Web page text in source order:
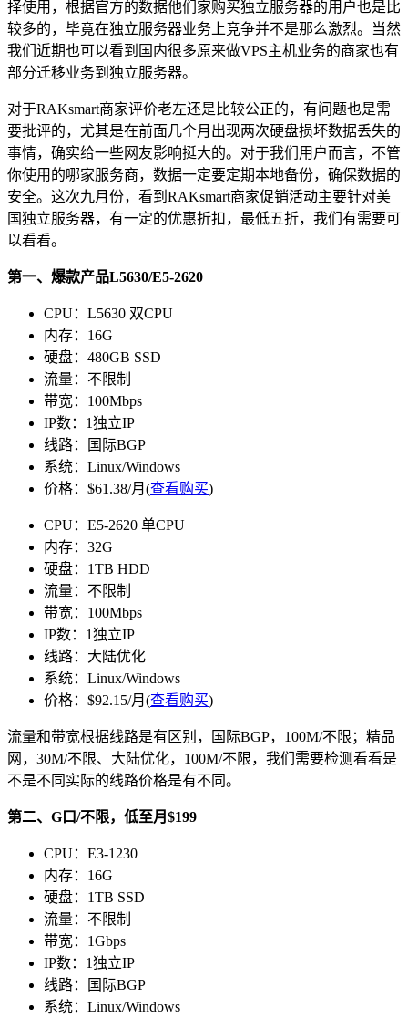
择使用，根据官方的数据他们家购买独立服务器的用户也是比
较多的，毕竟在独立服务器业务上竞争并不是那么激烈。当然
我们近期也可以看到国内很多原来做VPS主机业务的商家也有
部分迁移业务到独立服务器。
对于RAKsmart商家评价老左还是比较公正的，有问题也是需
要批评的，尤其是在前面几个月出现两次硬盘损坏数据丢失的
事情，确实给一些网友影响挺大的。对于我们用户而言，不管
你使用的哪家服务商，数据一定要定期本地备份，确保数据的
安全。这次九月份，看到RAKsmart商家促销活动主要针对美
国独立服务器，有一定的优惠折扣，最低五折，我们有需要可
以看看。
第一、爆款产品L5630/E5-2620
CPU：L5630 双CPU
内存：16G
硬盘：480GB SSD
流量：不限制
带宽：100Mbps
IP数：1独立IP
线路：国际BGP
系统：Linux/Windows
价格：$61.38/月(查看购买)
CPU：E5-2620 单CPU
内存：32G
硬盘：1TB HDD
流量：不限制
带宽：100Mbps
IP数：1独立IP
线路：大陆优化
系统：Linux/Windows
价格：$92.15/月(查看购买)
流量和带宽根据线路是有区别，国际BGP，100M/不限；精品
网，30M/不限、大陆优化，100M/不限，我们需要检测看看是
不是不同实际的线路价格是有不同。
第二、G口/不限，低至月$199
CPU：E3-1230
内存：16G
硬盘：1TB SSD
流量：不限制
带宽：1Gbps
IP数：1独立IP
线路：国际BGP
系统：Linux/Windows